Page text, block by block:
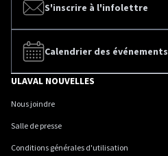
S'inscrire à l'infolettre
Calendrier des événements
ULAVAL NOUVELLES
Nous joindre
Salle de presse
Conditions générales d'utilisation